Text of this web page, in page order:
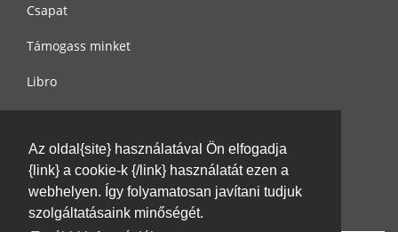
Az oldal{site} használatával Ön elfogadja
{link} a cookie-k {/link} használatát ezen a
webhelyen. Így folyamatosan javítani tudjuk
szolgáltatásaink minőségét.
Csapat
Támogass minket
Libro
Használati feltételek
Írj nekünk